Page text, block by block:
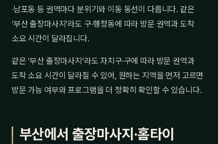
·남포동 등 권역마다 분위기와 이동 동선이 다릅니다. 같은
‘부산 출장마사지’라도 구·행정동에 따라 방문 권역과 도착
소요 시간이 달라집니다.
같은 ‘부산 출장마사지’라도 자치구·구에 따라 방문 권역과
도착 소요 시간이 달라질 수 있어, 원하는 지역을 먼저 고르면
방문 가능 여부와 프로그램을 더 정확히 확인할 수 있습니다.
부산에서 출장마사지·홈타이